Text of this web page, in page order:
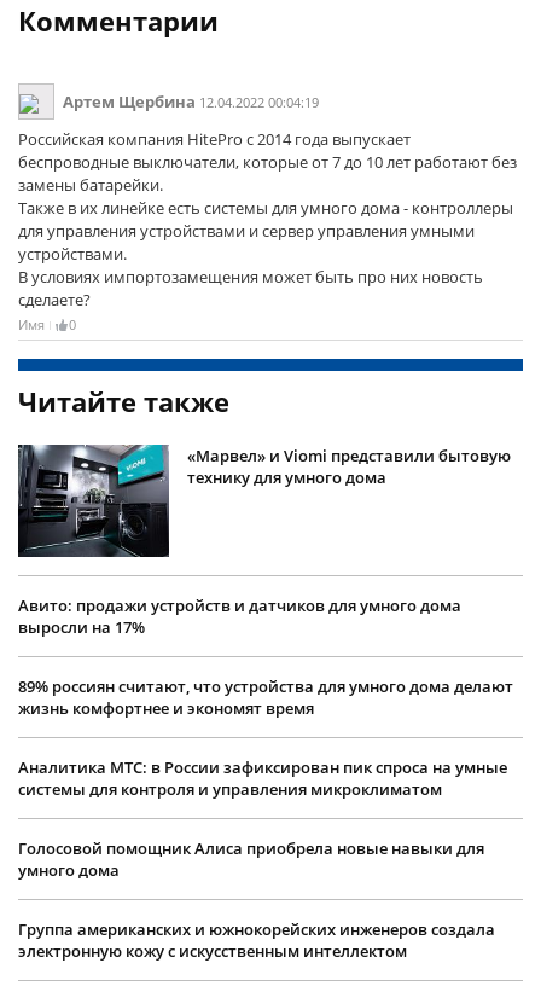
Комментарии
Артем Щербина 12.04.2022 00:04:19
Российская компания HitePro с 2014 года выпускает
беспроводные выключатели, которые от 7 до 10 лет работают без
замены батарейки.
Также в их линейке есть системы для умного дома - контроллеры
для управления устройствами и сервер управления умными
устройствами.
В условиях импортозамещения может быть про них новость
сделаете?
Имя 0
Читайте также
«Марвел» и Viomi представили бытовую
технику для умного дома
Авито: продажи устройств и датчиков для умного дома
выросли на 17%
89% россиян считают, что устройства для умного дома делают
жизнь комфортнее и экономят время
Аналитика МТС: в России зафиксирован пик спроса на умные
системы для контроля и управления микроклиматом
Голосовой помощник Алиса приобрела новые навыки для
умного дома
Группа американских и южнокорейских инженеров создала
электронную кожу с искусственным интеллектом